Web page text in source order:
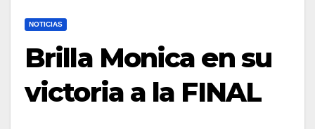
NOTICIAS
Brilla Monica en su
victoria a la FINAL